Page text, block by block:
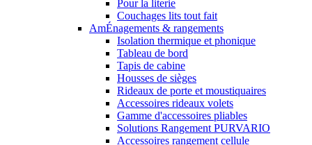
Pour la literie
Couchages lits tout fait
AmÉnagements & rangements
Isolation thermique et phonique
Tableau de bord
Tapis de cabine
Housses de sièges
Rideaux de porte et moustiquaires
Accessoires rideaux volets
Gamme d'accessoires pliables
Solutions Rangement PURVARIO
Accessoires rangement cellule